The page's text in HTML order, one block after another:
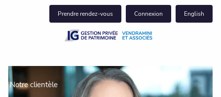
Skip to main content
Prendre rendez-vous Connexion English
Notre clientèle